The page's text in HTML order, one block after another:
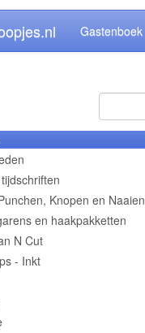
Gastenboek
Knopen en Naaien
en haakpakketten
N Cut
- Inkt